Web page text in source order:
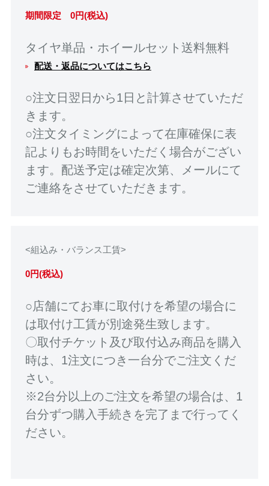
期間限定 0円(税込)
タイヤ単品・ホイールセット送料無料
配送・返品についてはこちら
○注文日翌日から1日と計算させていただ
きます。
○注文タイミングによって在庫確保に表
記よりもお時間をいただく場合がござい
ます。配送予定は確定次第、メールにて
ご連絡をさせていただきます。
<組込み・バランス工賃>
0円(税込)
○店舗にてお車に取付けを希望の場合に
は取付け工賃が別途発生致します。
〇取付チケット及び取付込み商品を購入
時は、1注文につき一台分でご注文くだ
さい。
※2台分以上のご注文を希望の場合は、1
台分ずつ購入手続きを完了まで行ってく
ださい。